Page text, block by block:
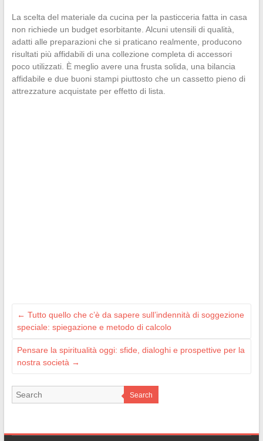
La scelta del materiale da cucina per la pasticceria fatta in casa
non richiede un budget esorbitante. Alcuni utensili di qualità,
adatti alle preparazioni che si praticano realmente, producono
risultati più affidabili di una collezione completa di accessori
poco utilizzati. È meglio avere una frusta solida, una bilancia
affidabile e due buoni stampi piuttosto che un cassetto pieno di
attrezzature acquistate per effetto di lista.
← Tutto quello che c’è da sapere sull’indennità di soggezione
speciale: spiegazione e metodo di calcolo
Pensare la spiritualità oggi: sfide, dialoghi e prospettive per la
nostra società →
Search